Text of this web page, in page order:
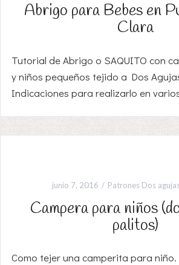
Abrigo para Bebes en
Clara
Tutorial de Abrigo o SAQUITO con
y niños pequeños tejido a Dos
Indicaciones para realizarlo en
junio 7, 2016 Patrones Dos
Campera para niños
palitos)
Como tejer una camperita para niño.